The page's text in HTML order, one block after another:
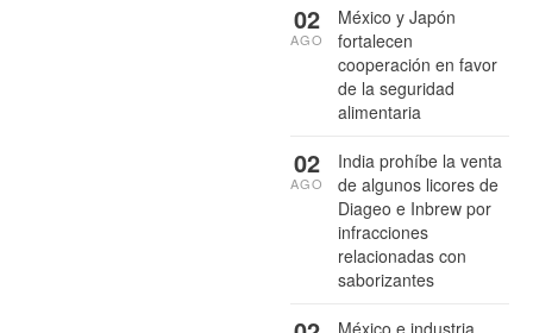
México y Japón
fortalecen
cooperación en favor
de la seguridad
alimentaria
02
AGO
India prohíbe la venta
de algunos licores de
Diageo e Inbrew por
infracciones
relacionadas con
saborizantes
02
AGO